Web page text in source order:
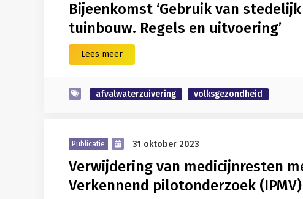
Bijeenkomst ‘Gebruik van
tuinbouw. Regels en uitvoering’
Lees meer
afvalwaterzuivering volksgezondheid
Publicatie 31 oktober 2023
Verwijdering van medicijnresten
Verkennend pilotonderzoek (IPMV)